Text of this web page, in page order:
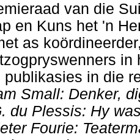
van die
en Kuns het 'n
as
in
publikasies in die
Small: Denker,
du Plessis: Hy
Fourie: